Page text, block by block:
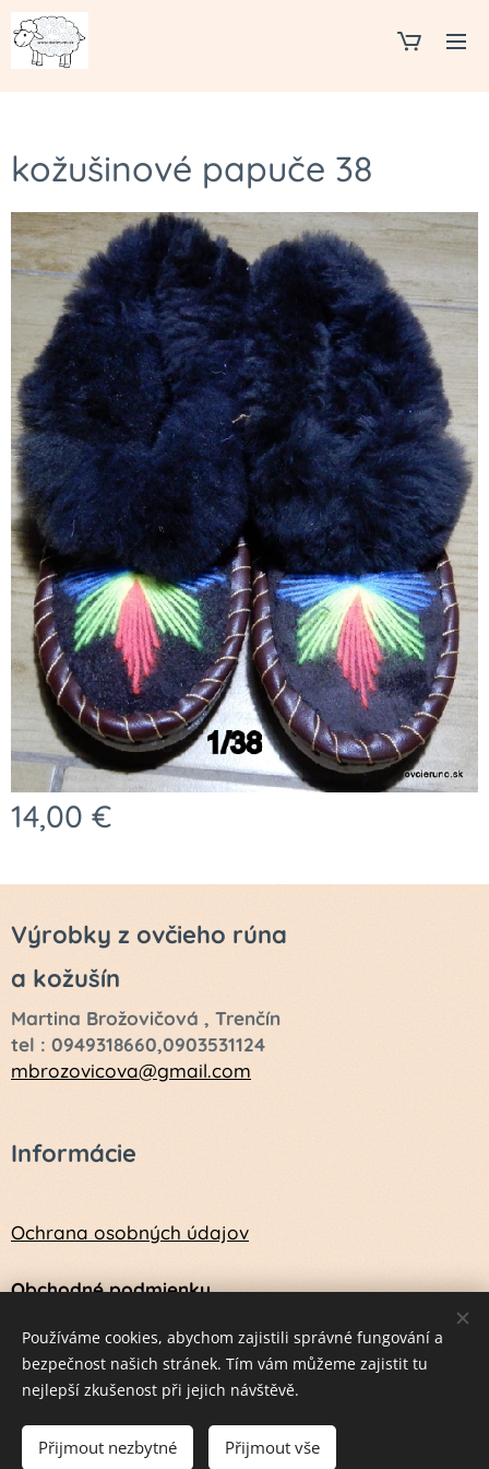
kožušinové papuče 38
14,00 €
Výrobky z ovčieho rúna
a kožušín
Martina Brožovičová , Trenčín
tel : 0949318660,0903531124
mbrozovicova@gmail.com
Informácie
Ochrana osobných údajov
Obchodné podmienky
Návod na údržbu a ošetrenie vlny a kožušín
Vytvorené službouWebnode Cookies
Používáme cookies, abychom zajistili správné fungování a
bezpečnost našich stránek. Tím vám můžeme zajistit tu
nejlepší zkušenost při jejich návštěvě.
Přijmout nezbytné Přijmout vše